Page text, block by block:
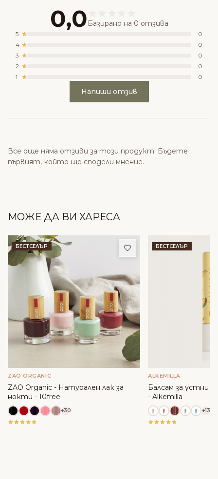
0,0 Базирано на 0 отзива
5
0
4
0
3
0
2
0
1
0
Напиши отзив
Все още няма отзиви за този продукт. Бъдете
първият, който ще сподели мнение.
МОЖЕ ДА ВИ ХАРЕСА
БЕСТСЕЛЪР Добави в любими
ZAO ORGANIC
ZAO Organic - Натурален лак за
нокти - 10free
+30
БЕСТСЕЛЪР
ALKEMILLA
Балсам за устни с
- Alkemilla
+13